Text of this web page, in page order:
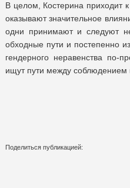
В целом, Костерина приходит
оказывают значительное
одни принимают и следуют
обходные пути и постепенно
гендерного неравенства по-
ищут пути между соблюдением
Поделиться публикацией: